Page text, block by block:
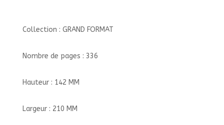
Collection : GRAND FORMAT
Nombre de pages : 336
Hauteur : 142 MM
Largeur : 210 MM